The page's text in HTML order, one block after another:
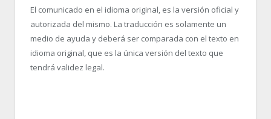
El comunicado en el idioma original, es la versión oficial y
autorizada del mismo. La traducción es solamente un
medio de ayuda y deberá ser comparada con el texto en
idioma original, que es la única versión del texto que
tendrá validez legal.